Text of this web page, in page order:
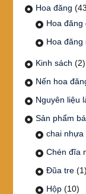
Hoa đăng
Hoa đăng
Hoa đăng
Kinh sách (2)
Nến hoa
Nguyên liệu
Sản phẩm
chai nhựa
Chén đĩa
Đũa tre (1)
Hộp (10)